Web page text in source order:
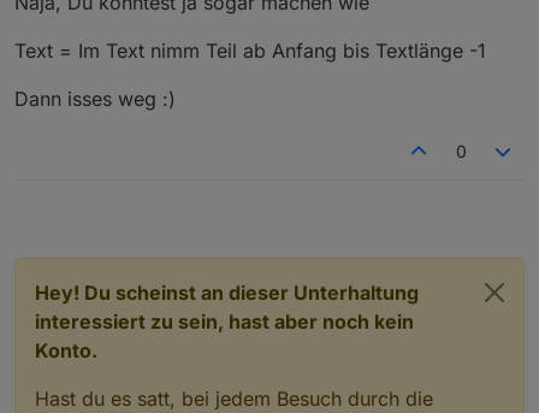
Script die aber irgendwie nie alles abgedeckt haben,
was ich gerne wollte. Ich also nachfolgendes Blockly
und es funktioniert einwandfrei nur habe ich eben ein
"letztes Komma" in meinem DP, das ich aus
"Perfektionsgründen" gerne weg hätte.
andere... aber naja ;-)
ich gehe reagier auf die Trigger der HM Fenstergriffe
und schreibe abhängig davon in variable den Namen
der Fenster.
Text = Im Text nimm Teil ab Anfang bis Textlänge -1
Dann isses weg :)
0
Hey! Du scheinst an dieser Unterhaltung
interessiert zu sein, hast aber noch kein
Konto.
Hast du es satt, bei jedem Besuch durch die